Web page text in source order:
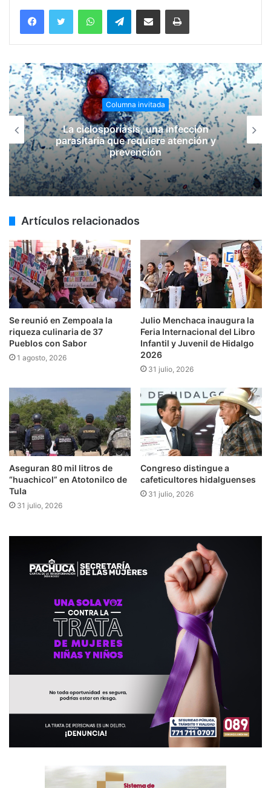
WhatsAppTelegramCompartir vía email Imprimir
Columna invitada
La ciclosporiasis, una infección
parasitaria que requiere atención y
prevención
Artículos relacionados
Se reunió en Zempoala la
riqueza culinaria de 37
Pueblos con Sabor
1 agosto, 2026
Julio Menchaca inaugura la
Feria Internacional del Libro
Infantil y Juvenil de Hidalgo
2026
31 julio, 2026
Aseguran 80 mil litros de
“huachicol” en Atotonilco de
Tula
31 julio, 2026
Congreso distingue a
cafeticultores hidalguenses
31 julio, 2026